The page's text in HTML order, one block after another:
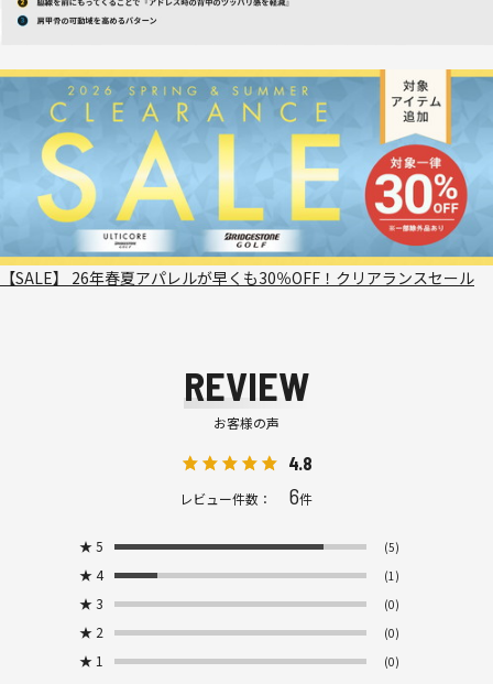
【SALE】 26年春夏アパレルが早くも30％OFF！クリアランスセール
REVIEW
お客様の声
4.8
レビュー件数： 6件
★ 5 (5)
★ 4 (1)
★ 3 (0)
★ 2 (0)
★ 1 (0)